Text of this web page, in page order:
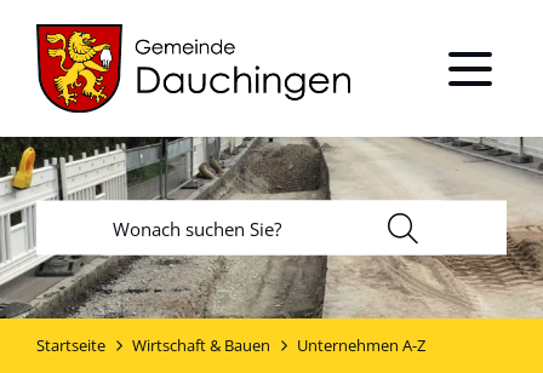
Startseite Wirtschaft & Bauen Unternehmen A-Z